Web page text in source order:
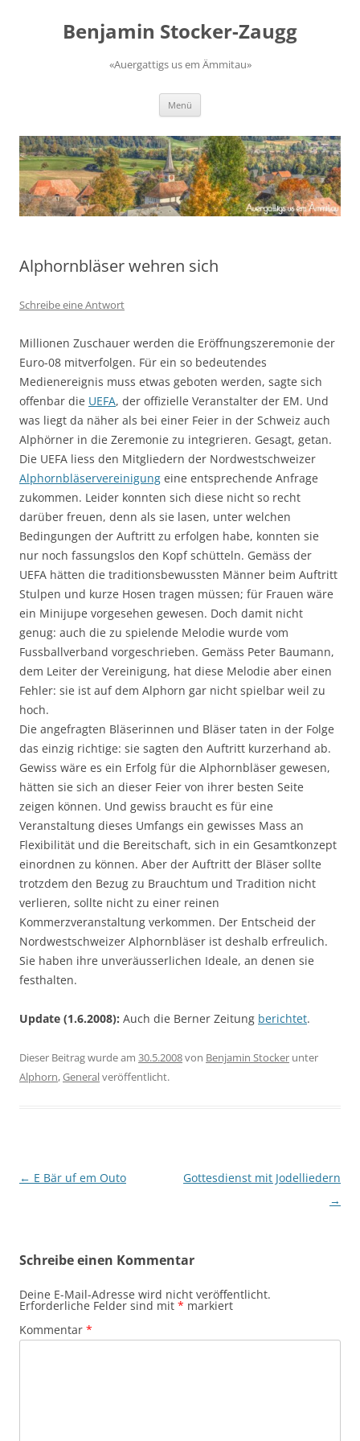
springenBenjamin Stocker-Zaugg
«Auergattigs us em Ämmitau»
Menü
Alphornbläser wehren sich
Schreibe eine Antwort
Millionen Zuschauer werden die Eröffnungszeremonie der
Euro-08 mitverfolgen. Für ein so bedeutendes
Medienereignis muss etwas geboten werden, sagte sich
offenbar die UEFA, der offizielle Veranstalter der EM. Und
was liegt da näher als bei einer Feier in der Schweiz auch
Alphörner in die Zeremonie zu integrieren. Gesagt, getan.
Die UEFA liess den Mitgliedern der Nordwestschweizer
Alphornbläservereinigung eine entsprechende Anfrage
zukommen. Leider konnten sich diese nicht so recht
darüber freuen, denn als sie lasen, unter welchen
Bedingungen der Auftritt zu erfolgen habe, konnten sie
nur noch fassungslos den Kopf schütteln. Gemäss der
UEFA hätten die traditionsbewussten Männer beim Auftritt
Stulpen und kurze Hosen tragen müssen; für Frauen wäre
ein Minijupe vorgesehen gewesen. Doch damit nicht
genug: auch die zu spielende Melodie wurde vom
Fussballverband vorgeschrieben. Gemäss Peter Baumann,
dem Leiter der Vereinigung, hat diese Melodie aber einen
Fehler: sie ist auf dem Alphorn gar nicht spielbar weil zu
hoch.
Die angefragten Bläserinnen und Bläser taten in der Folge
das einzig richtige: sie sagten den Auftritt kurzerhand ab.
Gewiss wäre es ein Erfolg für die Alphornbläser gewesen,
hätten sie sich an dieser Feier von ihrer besten Seite
zeigen können. Und gewiss braucht es für eine
Veranstaltung dieses Umfangs ein gewisses Mass an
Flexibilität und die Bereitschaft, sich in ein Gesamtkonzept
einordnen zu können. Aber der Auftritt der Bläser sollte
trotzdem den Bezug zu Brauchtum und Tradition nicht
verlieren, sollte nicht zu einer reinen
Kommerzveranstaltung verkommen. Der Entscheid der
Nordwestschweizer Alphornbläser ist deshalb erfreulich.
Sie haben ihre unveräusserlichen Ideale, an denen sie
festhalten.
Update (1.6.2008): Auch die Berner Zeitung berichtet.
Dieser Beitrag wurde am 30.5.2008von Benjamin Stocker unter
Alphorn,Generalveröffentlicht.
Beitragsnavigation
← E Bär uf em Outo
Gottesdienst mit Jodelliedern
→
Schreibe einen Kommentar
Deine E-Mail-Adresse wird nicht veröffentlicht.
Erforderliche Felder sind mit * markiert
Kommentar *